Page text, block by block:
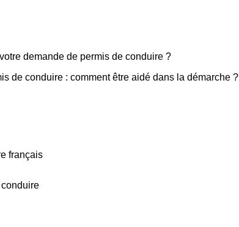
demande de permis de conduire ?
de conduire : comment être aidé dans la démarche ?
français